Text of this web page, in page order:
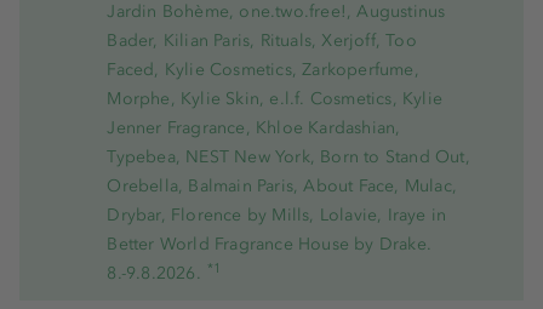
Jardin Bohème, one.two.free!, Augustinus
Bader, Kilian Paris, Rituals, Xerjoff, Too
Faced, Kylie Cosmetics, Zarkoperfume,
Morphe, Kylie Skin, e.l.f. Cosmetics, Kylie
Jenner Fragrance, Khloe Kardashian,
Typebea, NEST New York, Born to Stand Out,
Orebella, Balmain Paris, About Face, Mulac,
Drybar, Florence by Mills, Lolavie, Iraye in
Better World Fragrance House by Drake.
8.-9.8.2026. *1